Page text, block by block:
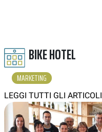
BIKE HOTEL
MARKETING
LEGGI TUTTI GLI ARTICOLI